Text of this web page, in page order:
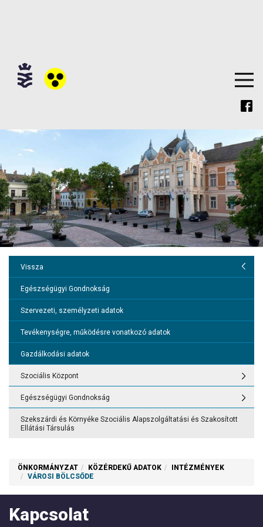
Szekszárdi Óvoda, Bölcsőde és Mini Bölcsőde
Városi Bölcsőde
Illyés Gyula Könyvtár
Wosinsky Mór Múzeum
Humánszolgáltató Központ
Szociális Központ
Egészségügyi Gondnokság
Vissza
Egészségügyi Gondnokság
Szervezeti, személyzeti adatok
Tevékenységre, működésre vonatkozó adatok
Gazdálkodási adatok
Szekszárdi és Környéke Szociális Alapszolgáltatási és Szakosított
Ellátási Társulás
ÖNKORMÁNYZAT KÖZÉRDEKŰ ADATOK
INTÉZMÉNYEK
VÁROSI BÖLCSŐDE
Kapcsolat